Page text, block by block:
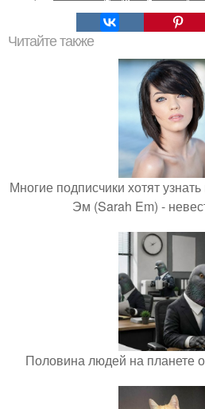
Читайте также
Многие подписчики хотят
Эм (Sarah Em) -
Половина людей на планете